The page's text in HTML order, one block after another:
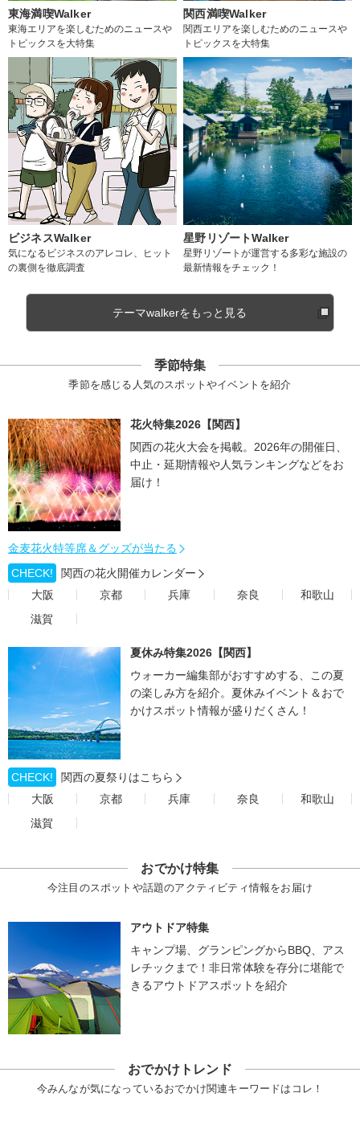
東海満喫Walker
東海エリアを楽しむためのニュースや
トピックスを大特集
関西満喫Walker
関西エリアを楽しむためのニュースや
トピックスを大特集
ビジネスWalker
気になるビジネスのアレコレ、ヒット
の裏側を徹底調査
星野リゾートWalker
星野リゾートが運営する多彩な施設の
最新情報をチェック！
テーマwalkerをもっと見る
季節特集
季節を感じる人気のスポットやイベントを紹介
花火特集2026【関西】
関西の花火大会を掲載。2026年の開催日、
中止・延期情報や人気ランキングなどをお
届け！
金麦花火特等席＆グッズが当たる
CHECK!
関西の花火開催カレンダー
大阪
京都 兵庫 奈良
和歌山
滋賀
夏休み特集2026【関西】
ウォーカー編集部がおすすめする、この夏
の楽しみ方を紹介。夏休みイベント＆おで
かけスポット情報が盛りだくさん！
CHECK!
関西の夏祭りはこちら
大阪
京都 兵庫 奈良
和歌山
滋賀
おでかけ特集
今注目のスポットや話題のアクティビティ情報をお届け
アウトドア特集
キャンプ場、グランピングからBBQ、アス
レチックまで！非日常体験を存分に堪能で
きるアウトドアスポットを紹介
おでかけトレンド
今みんなが気になっているおでかけ関連キーワードはコレ！